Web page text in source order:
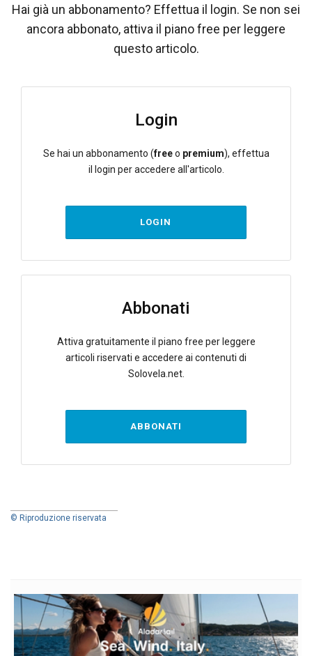
Hai già un abbonamento? Effettua il login. Se non sei
ancora abbonato, attiva il piano free per leggere
questo articolo.
Login
Se hai un abbonamento (freeo premium), effettua
il login per accedere all'articolo.
LOGIN
Abbonati
Attiva gratuitamente il piano free per leggere
articoli riservati e accedere ai contenuti di
Solovela.net.
ABBONATI
© Riproduzione riservata